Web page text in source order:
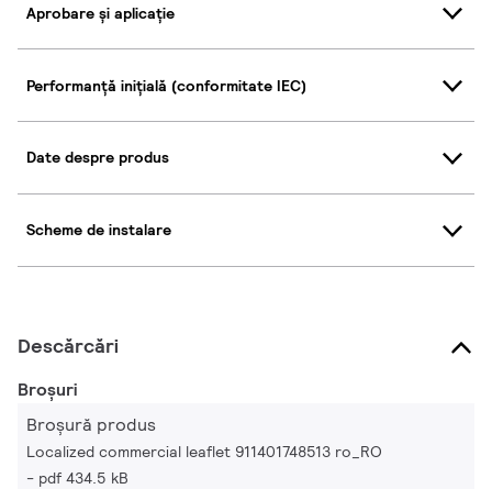
Aprobare și aplicație
Performanță inițială (conformitate IEC)
Date despre produs
Scheme de instalare
Descărcări
Broșuri
Broșură produs
Localized commercial leaflet 911401748513 ro_RO
pdf 434.5 kB